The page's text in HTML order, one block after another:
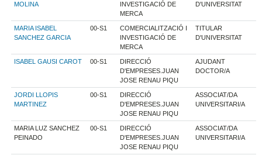
MOLINA
INVESTIGACIÓ DE
MERCA
D'UNIVERSITAT
MARIA ISABEL
SANCHEZ GARCIA
00-S1
COMERCIALITZACIÓ I
INVESTIGACIÓ DE
MERCA
TITULAR
D'UNIVERSITAT
ISABEL GAUSI CAROT 00-S1
DIRECCIÓ
D'EMPRESES.JUAN
JOSE RENAU PIQU
AJUDANT
DOCTOR/A
JORDI LLOPIS
MARTINEZ
00-S1
DIRECCIÓ
D'EMPRESES.JUAN
JOSE RENAU PIQU
ASSOCIAT/DA
UNIVERSITARI/A
MARIA LUZ SANCHEZ
PEINADO
00-S1
DIRECCIÓ
D'EMPRESES.JUAN
JOSE RENAU PIQU
ASSOCIAT/DA
UNIVERSITARI/A